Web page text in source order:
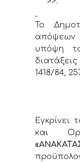
Το
απόψεων
υπόψη
1418/84,
Εγκρίνει
και